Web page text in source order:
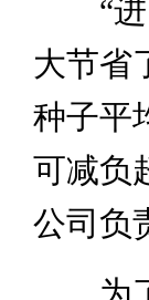
“进
大节省
种子平
可减负
公司负